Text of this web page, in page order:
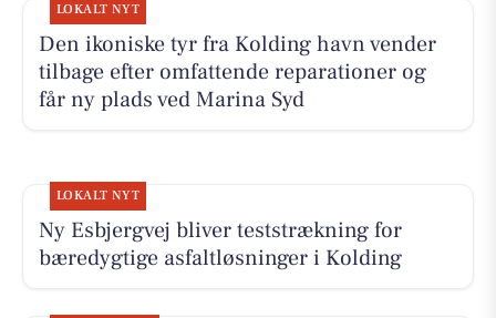
LOKALT NYT
Den ikoniske tyr fra Kolding havn vender
tilbage efter omfattende reparationer og
får ny plads ved Marina Syd
LOKALT NYT
Ny Esbjergvej bliver teststrækning for
bæredygtige asfaltløsninger i Kolding